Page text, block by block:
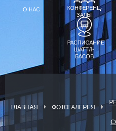
О НАС
КОНФЕРЕНЦ-
ЗАЛЫ
РАСПИСАНИЕ
ШАТТЛ-
БАСОВ
ГЛАВНАЯ ФОТОГАЛЕРЕЯ